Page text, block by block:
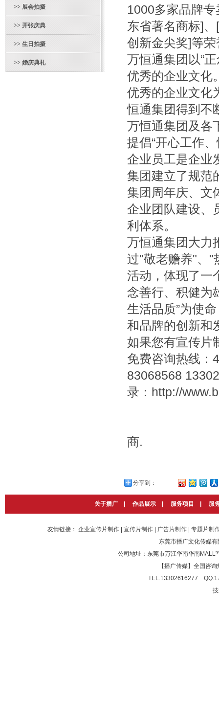
>> 展会拍摄
>> 开张庆典
>> 生日拍摄
>> 婚庆典礼
1000多家品牌
东省著名商标]
创新金尖奖]等
万恒通集团以“
优秀的企业文化
优秀的企业文化
恒通集团得到不
万恒通集团及各
提倡“开心工作
企业员工是企业
集团建立了规范
集团周年庆、文
企业团队建设、
利体系。
万恒通集团大力
过"敬老赡养"、"
活动，体现了一
念善行、积健为
生活品质”为使
和品牌的创新和
如果您有宣传片
免费咨询热线：
83068568
录：http://
商.
分享到：
关于播广 作品展示 服务项目 服
友情链接： 企业宣传片制作 宣传片制作 广告片制作
专题片制
东莞市播广文化传媒
公司地址：东莞市万江华南华南MALL
【播广传媒】全国咨
TEL:13302616277